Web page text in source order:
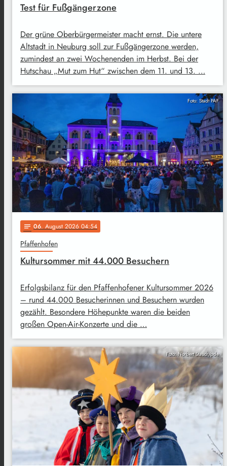
Test für Fußgängerzone
Der grüne Oberbürgermeister macht ernst. Die untere
Altstadt in Neuburg soll zur Fußgängerzone werden,
zumindest an zwei Wochenenden im Herbst. Bei der
Hutschau „Mut zum Hut“ zwischen dem 11. und 13. …
Foto: Stadt PAF
notes 06. August 2026 04:54
Pfaffenhofen
Kultursommer mit 44.000 Besuchern
Erfolgsbilanz für den Pfaffenhofener Kultursommer 2026
– rund 44.000 Besucherinnen und Besuchern wurden
gezählt. Besondere Höhepunkte waren die beiden
großen Open-Air-Konzerte und die …
Foto: Norbert Staudt/pde